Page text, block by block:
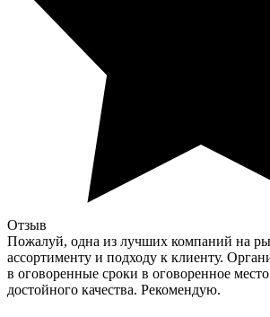
Отзыв
Пожалуй, одна из лучших компаний на
ассортименту и подходу к клиенту.
в оговоренные сроки в оговоренное
достойного качества. Рекомендую.